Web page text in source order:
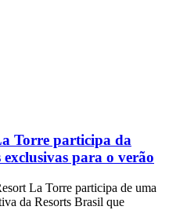
Torre participa da
exclusivas para o verão
La Torre participa de uma
da Resorts Brasil que